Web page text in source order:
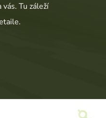
vás. Tu záleží